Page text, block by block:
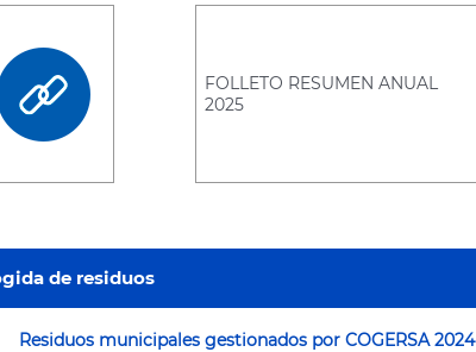
FOLLETO RESUMEN ANUAL
2025
de residuos
Residuos municipales gestionados por COGERSA 2024